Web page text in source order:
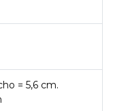
= 5,6 cm.